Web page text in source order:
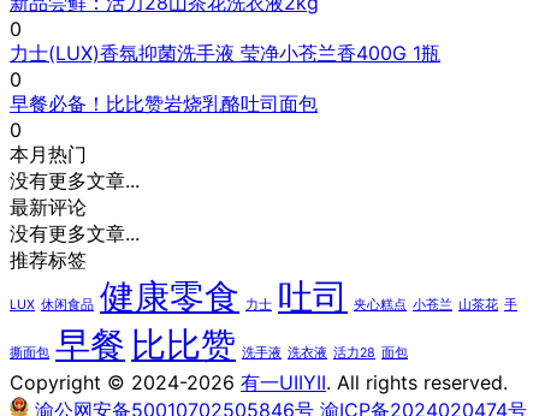
0
力士(LUX)香氛抑菌洗手液 莹净小苍兰香400G 1瓶
0
早餐必备！比比赞岩烧乳酪吐司面包
0
本月热门
没有更多文章...
最新评论
没有更多文章...
推荐标签
LUX 休闲食品 健康零食 力士 吐司 夹心糕点 小苍兰 山茶花 手
撕面包 早餐 比比赞 洗手液 洗衣液 活力28 面包
Copyright © 2024-2026 有一UIIYII. All rights reserved.
渝公网安备50010702505846号 渝ICP备2024020474号